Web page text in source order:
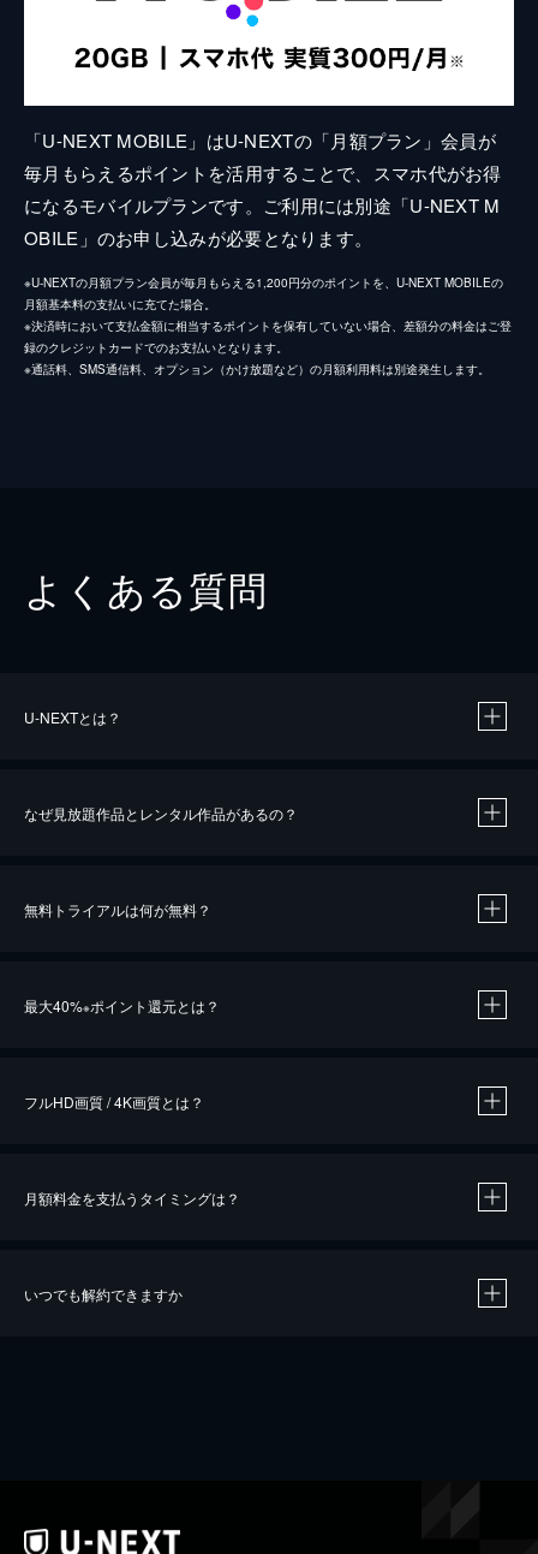
「U-NEXT MOBILE」はU-NEXTの「月額プラン」会員が
毎月もらえるポイントを活用することで、スマホ代がお得
になるモバイルプランです。ご利用には別途「U-NEXT M
OBILE」のお申し込みが必要となります。
※U-NEXTの月額プラン会員が毎月もらえる1,200円分のポイントを、U-NEXT MOBILEの
月額基本料の支払いに充てた場合。
※決済時において支払金額に相当するポイントを保有していない場合、差額分の料金はご登
録のクレジットカードでのお支払いとなります。
※通話料、SMS通信料、オプション（かけ放題など）の月額利用料は別途発生します。
よくある質問
U-NEXTとは？
なぜ見放題作品とレンタル作品があるの？
無料トライアルは何が無料？
最大40%※ポイント還元とは？
※40％ポイント還元の対象は、クレジットカード決済による作品の購入 / レンタルです。
フルHD画質 / 4K画質とは？
月額料金を支払うタイミングは？
いつでも解約できますか